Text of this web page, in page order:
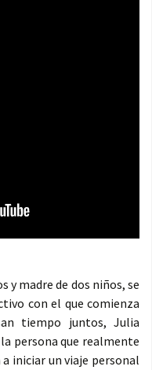
y madre de dos niños, se
con el que comienza
tiempo juntos, Julia
persona que realmente
iniciar un viaje personal